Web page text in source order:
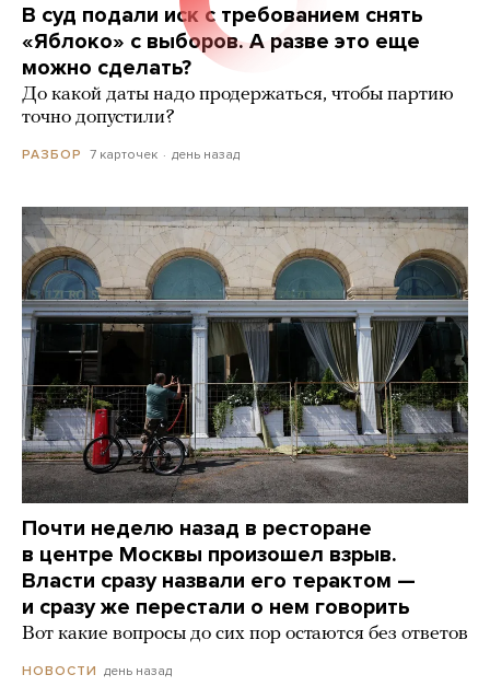
В суд подали иск с требованием снять
«Яблоко» с выборов. А разве это еще
можно сделать?
До какой даты надо продержаться, чтобы партию
точно допустили?
РАЗБОР 7 карточек день назад
Почти неделю назад в ресторане
в центре Москвы произошел взрыв.
Власти сразу назвали его терактом —
и сразу же перестали о нем говорить
Вот какие вопросы до сих пор остаются без ответов
НОВОСТИ день назад